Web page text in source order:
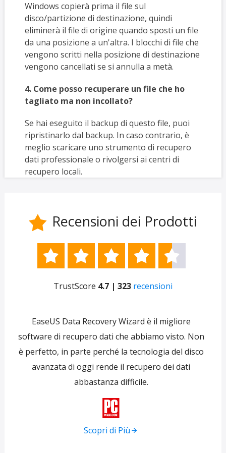
Windows copierà prima il file sul
disco/partizione di destinazione, quindi
eliminerà il file di origine quando sposti un file
da una posizione a un'altra. I blocchi di file che
vengono scritti nella posizione di destinazione
vengono cancellati se si annulla a metà.
4. Come posso recuperare un file che ho
tagliato ma non incollato?
Se hai eseguito il backup di questo file, puoi
ripristinarlo dal backup. In caso contrario, è
meglio scaricare uno strumento di recupero
dati professionale o rivolgersi ai centri di
recupero locali.
 Recensioni dei Prodotti
    
TrustScore 4.7 | 323 recensioni
EaseUS Data Recovery Wizard è il migliore
software di recupero dati che abbiamo visto. Non
è perfetto, in parte perché la tecnologia del disco
avanzata di oggi rende il recupero dei dati
abbastanza difficile.

Scopri di Più